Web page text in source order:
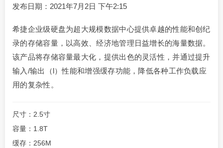
发布日期：2021年7月2日 下午2:15
希捷企业级硬盘为超大规模数据中心提供卓越的性能和创纪
录的存储容量，以高效、经济地管理日益增长的海量数据。
该产品将存储容量最大化，提供出色的灵活性，并通过提升
输入/输出（l）性能和增强缓存功能，降低各种工作负载应
用的复杂性。
尺寸：2.5寸
容量：1.8T
缓存：256M